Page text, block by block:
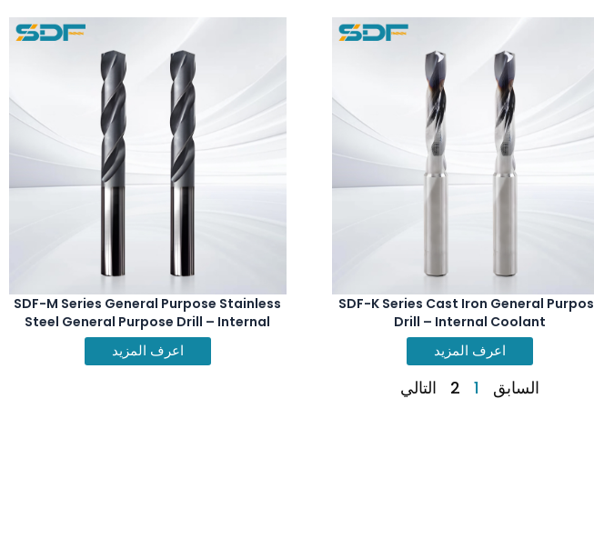
SDF-K Series Cast Iron General
Drill – Internal Coolant
اعرف المزيد
SDF-M Series General Purpose Stainless
Steel General Purpose Drill – Internal
Coolant
اعرف المزيد
السابق 1
2 التالي